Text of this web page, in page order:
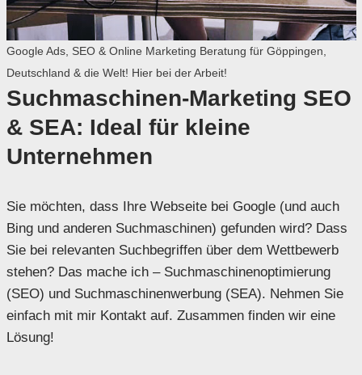
Google Ads, SEO & Online Marketing Beratung für Göppingen,
Deutschland & die Welt! Hier bei der Arbeit!
Suchmaschinen-Marketing SEO
& SEA: Ideal für kleine
Unternehmen
Sie möchten, dass Ihre Webseite bei Google (und auch
Bing und anderen Suchmaschinen) gefunden wird? Dass
Sie bei relevanten Suchbegriffen über dem Wettbewerb
stehen? Das mache ich – Suchmaschinenoptimierung
(SEO) und Suchmaschinenwerbung (SEA). Nehmen Sie
einfach mit mir Kontakt auf. Zusammen finden wir eine
Lösung!